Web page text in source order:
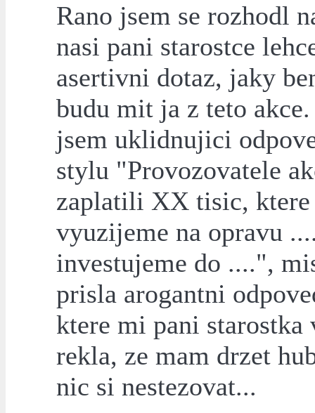
Rano jsem se rozhodl
nasi pani starostce
asertivni dotaz, jaky
budu mit ja z teto
jsem uklidnujici
stylu "Provozovatele
zaplatili XX tisic, ktere
vyuzijeme na opravu
investujeme do ....",
prisla arogantni
ktere mi pani starostka
rekla, ze mam drzet
nic si nestezovat...